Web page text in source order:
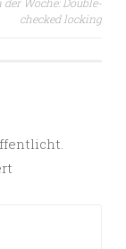
checked locking